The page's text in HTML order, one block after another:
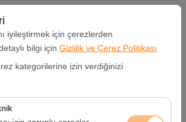
iyileştirmek için çerezlerden
bilgi için Gizlilik ve Çerez Politikası
kategorilerine izin verdiğinizi